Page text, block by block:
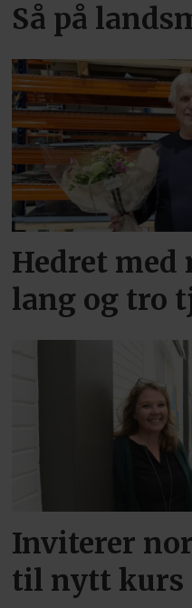
Så på
Hedret med
lang og tro
Inviterer
til nytt kurs